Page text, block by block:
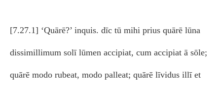
[7.27.1] ‘Quārē?’ inquis. dīc tū mihi prius quārē lūna
dissimillimum solī lūmen accipiat, cum accipiat ā sōle;
quārē modo rubeat, modo palleat; quārē līvidus illī et